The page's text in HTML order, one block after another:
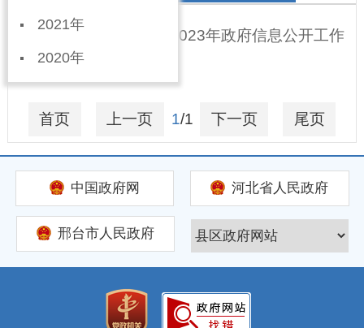
2021年
2020年
宁晋县退役军人事务局2023年政府信息公开工作
年度报告 2024-01-22
首页 上一页 1/1 下一页 尾页
中国政府网 河北省人民政府
邢台市人民政府